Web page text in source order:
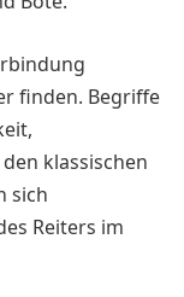
finden. Begriffe
klassischen
sich
Reiters im